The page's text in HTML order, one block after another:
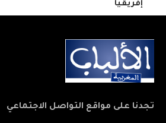
إفريقيا
تجدنا على مواقع التواصل الاجتماعي